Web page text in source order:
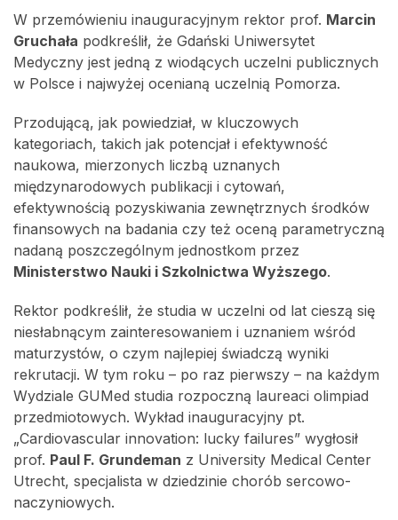
W przemówieniu inauguracyjnym rektor prof. Marcin
Gruchała podkreślił, że Gdański Uniwersytet
Medyczny jest jedną z wiodących uczelni publicznych
w Polsce i najwyżej ocenianą uczelnią Pomorza.
Przodującą, jak powiedział, w kluczowych
kategoriach, takich jak potencjał i efektywność
naukowa, mierzonych liczbą uznanych
międzynarodowych publikacji i cytowań,
efektywnością pozyskiwania zewnętrznych środków
finansowych na badania czy też oceną parametryczną
nadaną poszczególnym jednostkom przez
Ministerstwo Nauki i Szkolnictwa Wyższego.
Rektor podkreślił, że studia w uczelni od lat cieszą się
niesłabnącym zainteresowaniem i uznaniem wśród
maturzystów, o czym najlepiej świadczą wyniki
rekrutacji. W tym roku – po raz pierwszy – na każdym
Wydziale GUMed studia rozpoczną laureaci olimpiad
przedmiotowych. Wykład inauguracyjny pt.
„Cardiovascular innovation: lucky failures” wygłosił
prof. Paul F. Grundeman z University Medical Center
Utrecht, specjalista w dziedzinie chorób sercowo-
naczyniowych.